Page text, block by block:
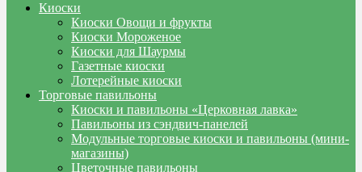
Киоски
Киоски Овощи и фрукты
Киоски Мороженое
Киоски для Шаурмы
Газетные киоски
Лотерейные киоски
Торговые павильоны
Киоски и павильоны «Церковная лавка»
Павильоны из сэндвич-панелей
Модульные торговые киоски и павильоны (мини-
магазины)
Цветочные павильоны